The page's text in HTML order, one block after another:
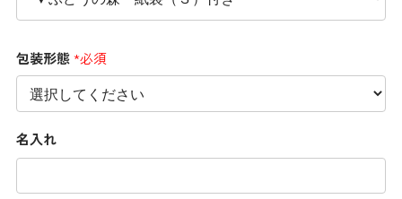
包装形態*必須
名入れ